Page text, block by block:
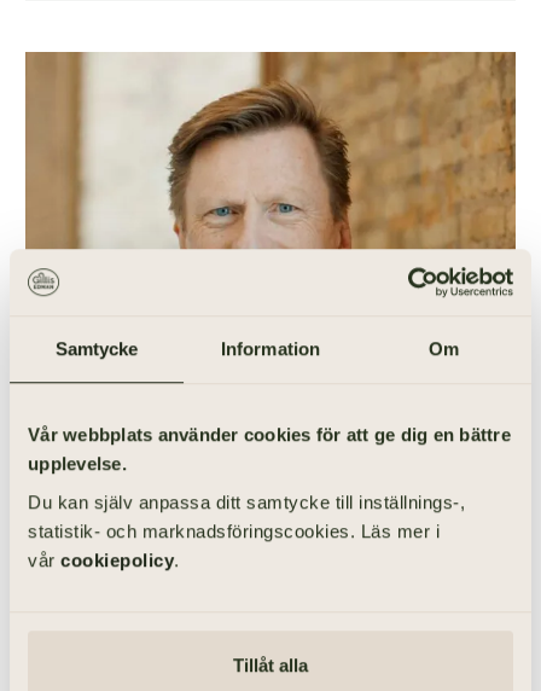
Samtycke Information Om
Vår webbplats använder cookies för att ge dig en bättre
upplevelse.
Du kan själv anpassa ditt samtycke till inställnings-,
statistik- och marknadsföringscookies. Läs mer i
vår cookiepolicy.
Tillåt alla
till oss? Ring mig.